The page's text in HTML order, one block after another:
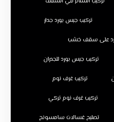
تركيب جبس بورد جدار
على سقف خشب
تركيب جبس بورد للجدران
تركيب غرف نوم
تركيب غرف نوم تركي
تصليح غسالات سامسونج